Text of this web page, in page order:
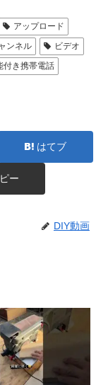
アップロード
ンネル
ビデオ
付き携帯電話
はてブ
ー
DIY動画